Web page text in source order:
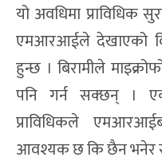
यो अवधिमा प्राविधिक
एमआरआईले देखाएको
हुन्छ । बिरामीले
पनि गर्न सक्छन् ।
प्राविधिकले
आवश्यक छ कि छैन भनेर